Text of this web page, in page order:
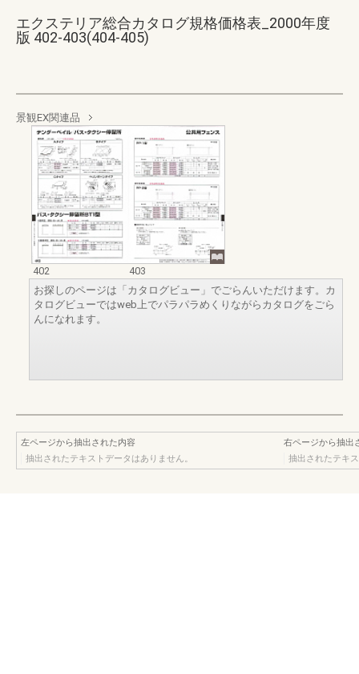
エクステリア総合カタログ規格価格表_2000年度
版 402-403(404-405)
景観EX関連品
402
403
お探しのページは「カタログビュー」でごらんいただけます。カ
タログビューではweb上でパラパラめくりながらカタログをごら
んになれます。
左ページから抽出された内容
抽出されたテキストデータはありません。
右ページから抽出
抽出されたテキ